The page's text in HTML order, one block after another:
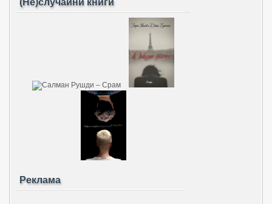
Реклама